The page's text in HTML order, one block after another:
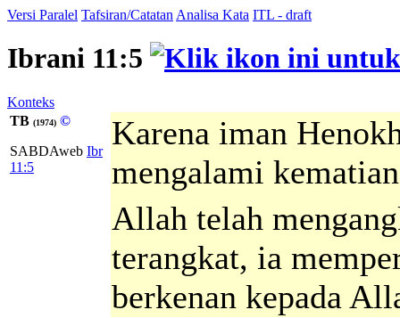
Versi Paralel Tafsiran/Catatan Analisa Kata ITL - draft
Ibrani 11:5
Konteks
TB (1974) ©
SABDAweb Ibr
11:5
Karena iman
mengalami
Allah telah
terangkat, ia
berkenan kepada